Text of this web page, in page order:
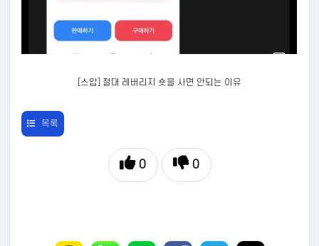
[스압] 절대 레버리지 숏을 사면 안되는 이유
목록
0 0